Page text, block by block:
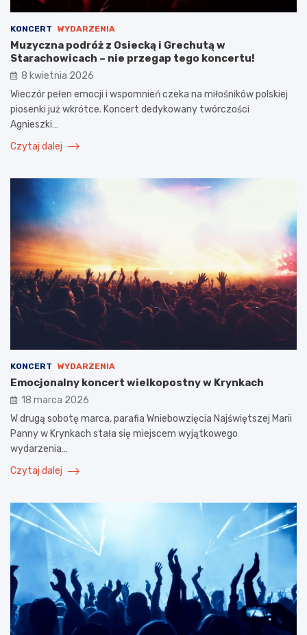
KONCERT WYDARZENIA
Muzyczna podróż z Osiecką i Grechutą w
Starachowicach – nie przegap tego koncertu!
8 kwietnia 2026
Wieczór pełen emocji i wspomnień czeka na miłośników polskiej
piosenki już wkrótce. Koncert dedykowany twórczości
Agnieszki…
Czytaj dalej
KONCERT WYDARZENIA
Emocjonalny koncert wielkopostny w Krynkach
18 marca 2026
W drugą sobotę marca, parafia Wniebowzięcia Najświętszej Marii
Panny w Krynkach stała się miejscem wyjątkowego
wydarzenia…
Czytaj dalej